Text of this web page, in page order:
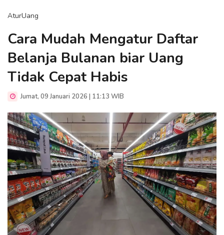
AturUang
Cara Mudah Mengatur Daftar
Belanja Bulanan biar Uang
Tidak Cepat Habis
Jumat, 09 Januari 2026 | 11:13 WIB